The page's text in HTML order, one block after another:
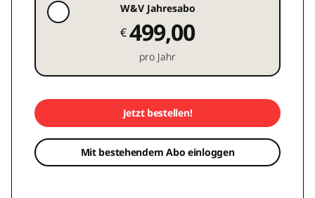
W&V Jahresabo
€499,00
pro Jahr
Jetzt bestellen!
Mit bestehendem Abo einloggen